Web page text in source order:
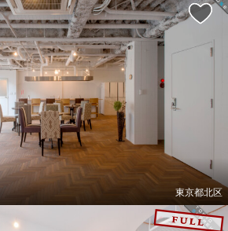
東京都北区